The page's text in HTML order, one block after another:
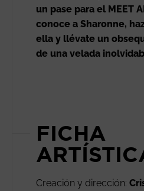
un pase para el MEET
conoce a Sharonne,
ella y llévate un
de una velada
FICHA
Creación y dirección: